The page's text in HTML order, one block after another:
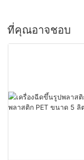
ที่คุณอาจชอบ